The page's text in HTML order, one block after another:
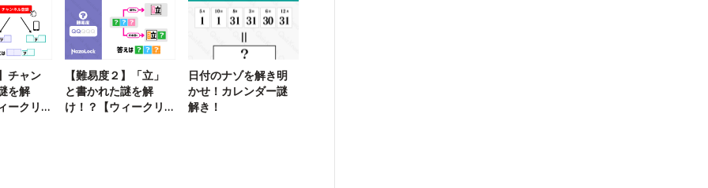
チャン
を解
ークリ
【難易度２】「立」
と書かれた謎を解
け！？【ウィークリ
日付のナゾを解き明
かせ！カレンダー謎
解き！